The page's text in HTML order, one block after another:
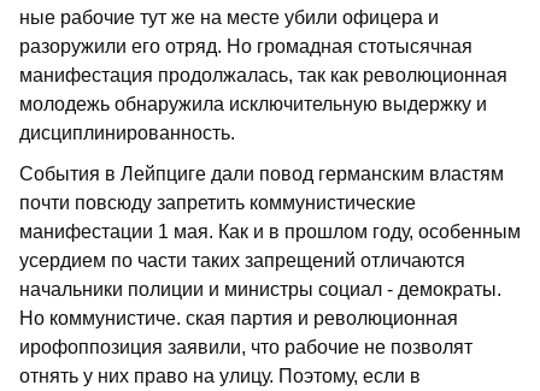
ные рабочие тут же на месте убили офи­цера и
разоружили его отряд. Но гро­мадная стотысячная
манифестация про­должалась, так как революционная
моло­дежь обнаружила исключительную вы­держку и
дисциплинированность.
События в Лейпциге дали повод гер­манским властям
почти повсюду запре­тить коммунистические
манифестации 1 мая. Как и в прошлом году, особенным
усердием по части таких запрещений от­личаются
начальники полиции и минист­ры социал - демократы.
Но коммунистиче. ская партия и революционная
ирофоппозиция заявили, что рабочие не позволят
отнять у них право на улицу. Поэтому, если в